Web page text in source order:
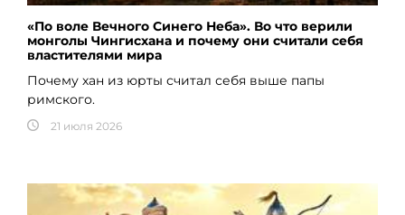
«По воле Вечного Синего Неба». Во что верили
монголы Чингисхана и почему они считали себя
властителями мира
Почему хан из юрты считал себя выше папы
римского.
21 июля 2026